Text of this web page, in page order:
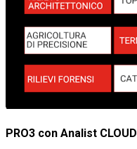
PRO3 con Analist CLOUD